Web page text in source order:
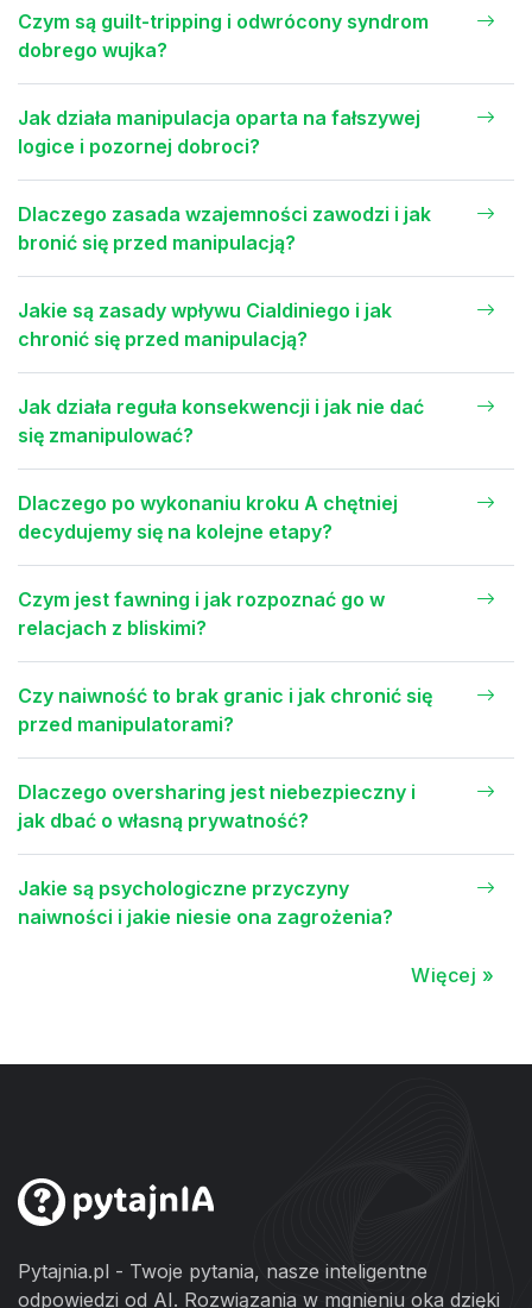
Czym są guilt-tripping i odwrócony syndrom
dobrego wujka?
Jak działa manipulacja oparta na fałszywej
logice i pozornej dobroci?
Dlaczego zasada wzajemności zawodzi i jak
bronić się przed manipulacją?
Jakie są zasady wpływu Cialdiniego i jak
chronić się przed manipulacją?
Jak działa reguła konsekwencji i jak nie dać
się zmanipulować?
Dlaczego po wykonaniu kroku A chętniej
decydujemy się na kolejne etapy?
Czym jest fawning i jak rozpoznać go w
relacjach z bliskimi?
Czy naiwność to brak granic i jak chronić się
przed manipulatorami?
Dlaczego oversharing jest niebezpieczny i
jak dbać o własną prywatność?
Jakie są psychologiczne przyczyny
naiwności i jakie niesie ona zagrożenia?
Więcej »
Pytajnia.pl - Twoje pytania, nasze inteligentne
odpowiedzi od AI. Rozwiązania w mgnieniu oka dzięki